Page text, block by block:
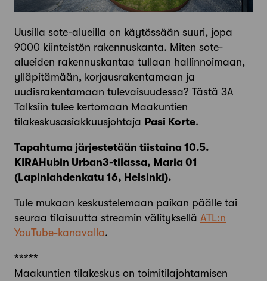
Uusilla sote-alueilla on käytössään suuri, jopa
9000 kiinteistön rakennuskanta. Miten sote-
alueiden rakennuskantaa tullaan hallinnoimaan,
ylläpitämään, korjausrakentamaan ja
uudisrakentamaan tulevaisuudessa? Tästä 3A
Talksiin tulee kertomaan Maakuntien
tilakeskusasiakkuusjohtaja Pasi Korte.
Tapahtuma järjestetään tiistaina 10.5.
KIRAHubin Urban3-tilassa, Maria 01
(Lapinlahdenkatu 16, Helsinki).
Tule mukaan keskustelemaan paikan päälle tai
seuraa tilaisuutta streamin välityksellä ATL:n
YouTube-kanavalla.
*****
Maakuntien tilakeskus on toimitilajohtamisen